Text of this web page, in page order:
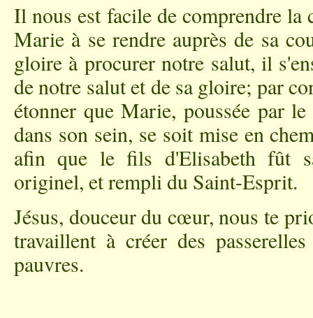
Il nous est facile de comprendre la
Marie à se rendre auprès de sa
gloire à procurer notre salut, il
de notre salut et de sa gloire; par
étonner que Marie, poussée par
dans son sein, se soit mise en
afin que le fils d'Elisabeth fût
originel, et rempli du Saint-Esprit.
Jésus, douceur du cœur, nous te
travaillent à créer des
pauvres.